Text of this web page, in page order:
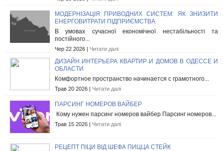
МОДЕРНІЗАЦІЯ ПРИВОДНИХ СИСТЕМ: ЯК ЗНИЗИТИ
ЕНЕРГОВИТРАТИ ПІДПРИЄМСТВА
В умовах сучасної економічної нестабільності та
постійного...
Чер 22 2026 | Читати далі
ДИЗАЙН ИНТЕРЬЕРА КВАРТИР И ДОМОВ В ОДЕССЕ И
ОБЛАСТИ
Комфортное пространство начинается с грамотного...
Трав 20 2026 | Читати далі
ПАРСИНГ НОМЕРОВ ВАЙБЕР
Кому нужен парсинг номеров вайбер Парсинг номеров...
Трав 15 2026 | Читати далі
РЕЦЕПТ ПІЦИ ВІД ШЕФА ПИЦЦА СТЕЙК